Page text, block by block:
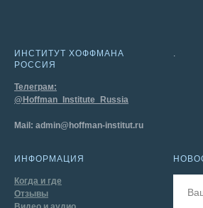
ИНСТИТУТ ХОФФМАНА
РОССИЯ
Телеграм:
@Hoffman_Institute_Russia
Mail: admin@hoffman-institut.ru
.
ИНФОРМАЦИЯ
Когда и где
Отзывы